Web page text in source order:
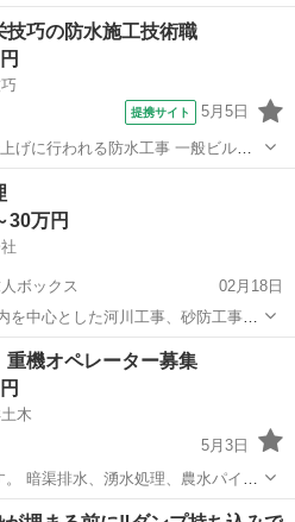
技巧の防水施工技術職
提携サイト 5月5日
われる防水工事 一般ビル・
山県の建築現場が中心で30代から50
30万円
ボックス
02月18日
を中心とした河川工事、砂防工事、
ンビニエンスストアなどの施設工
せします。 具体的な仕事内容 ・河
架橋な...
重機オペレーター募集
木
5月3日
暗渠排水、湧水処理、農水パイプ
公共工事がメインで、富山県呉東(水
土木 現場作業員